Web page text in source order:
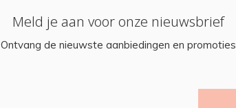
Meld je aan voor onze nieuwsbrief
Ontvang de nieuwste aanbiedingen en promoties